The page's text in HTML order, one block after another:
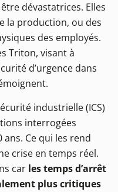
dévastatrices. Elles
la production, ou des
des employés.
Triton, visant à
d’urgence dans
industrielle (ICS)
interrogées
ans. Ce qui les rend
crise en temps réel.
car les temps d’arrêt
plus critiques